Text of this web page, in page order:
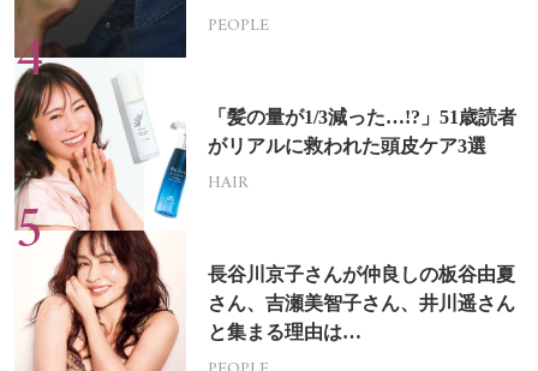
PEOPLE
「髪の量が1/3減った…!?」51歳読者
がリアルに救われた頭皮ケア3選
HAIR
長谷川京子さんが仲良しの板谷由夏
さん、吉瀬美智子さん、井川遥さん
と集まる理由は…